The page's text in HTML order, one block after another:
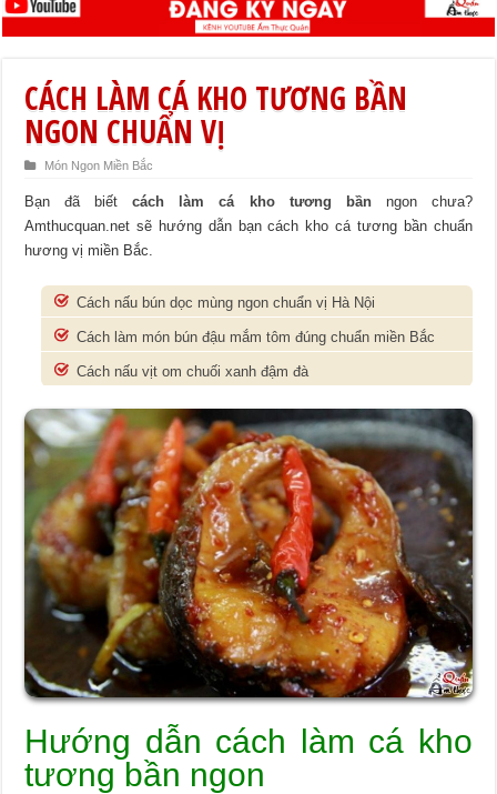
CÁCH LÀM CÁ KHO TƯƠNG BẦN
NGON CHUẨN VỊ
Món Ngon Miền Bắc
Bạn đã biếtcách làm cá kho tương bầnngon chưa?
Amthucquan.net sẽ hướng dẫn bạn cách kho cá tương bần chuẩn
hương vị miền Bắc.
Cách nấu bún dọc mùng ngon chuẩn vị Hà Nội
Cách làm món bún đậu mắm tôm đúng chuẩn miền Bắc
Cách nấu vịt om chuối xanh đậm đà
Hướng dẫn cách làm cá kho
tương bần ngon